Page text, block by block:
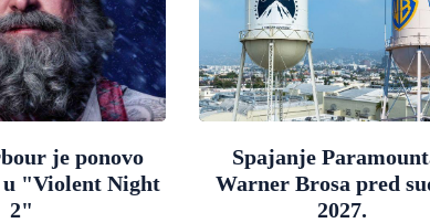
je ponovo
"Violent Night
2"
Spajanje
Warner Brosa pred
2027.